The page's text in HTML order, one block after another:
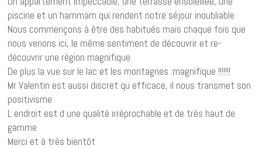
piscine et un hammam qui rendent notre séjour inoubliable
Nous commençons à être des habitués mais chaque fois que
nous venons ici, le même sentiment de découvrir et re-
découvrir une région magnifique
De plus la vue sur le lac et les montagnes :magnifique !!!!!!!
Mr Valentin est aussi discret qu efficace, il nous transmet son
positivisme
L endroit est d une qualité irréprochable et de très haut de
gamme
Merci et à très bientôt